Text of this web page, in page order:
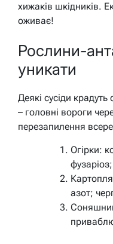
хижаків шкідників.
оживає!
Рослини-
уникати
Деякі сусіди
– головні вороги
перезапилення
Огірки:
азот;